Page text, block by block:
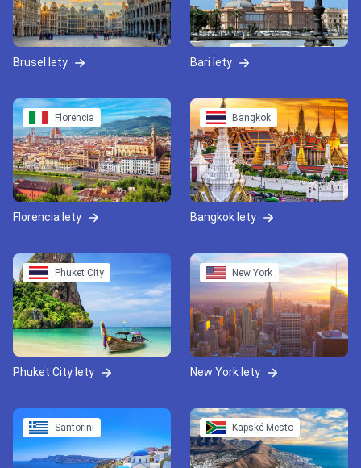
Brusel lety Bari lety
Florencia
Florencia lety
Bangkok
Bangkok lety
Phuket City
Phuket City lety
New York
New York lety
Santorini Kapské Mesto